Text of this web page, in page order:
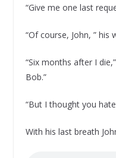
“Give me one last
“Of course, John, ” his
“Six months after I
Bob.”
“But I thought you
With his last breath